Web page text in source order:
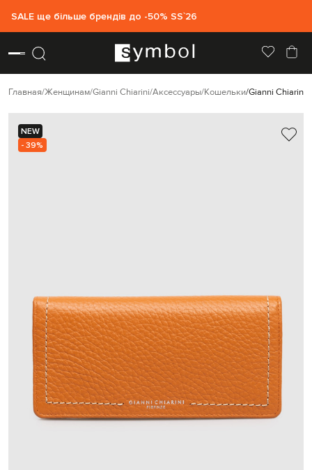
SALE ще більше брендів до -50% SS`26
Главная Женщинам Gianni Chiarini Аксессуары Кошельки Gianni Chiarini
NEW
- 39%